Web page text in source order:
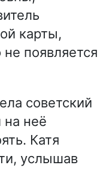
карты,
появляется
советский
на неё
Катя
услышав